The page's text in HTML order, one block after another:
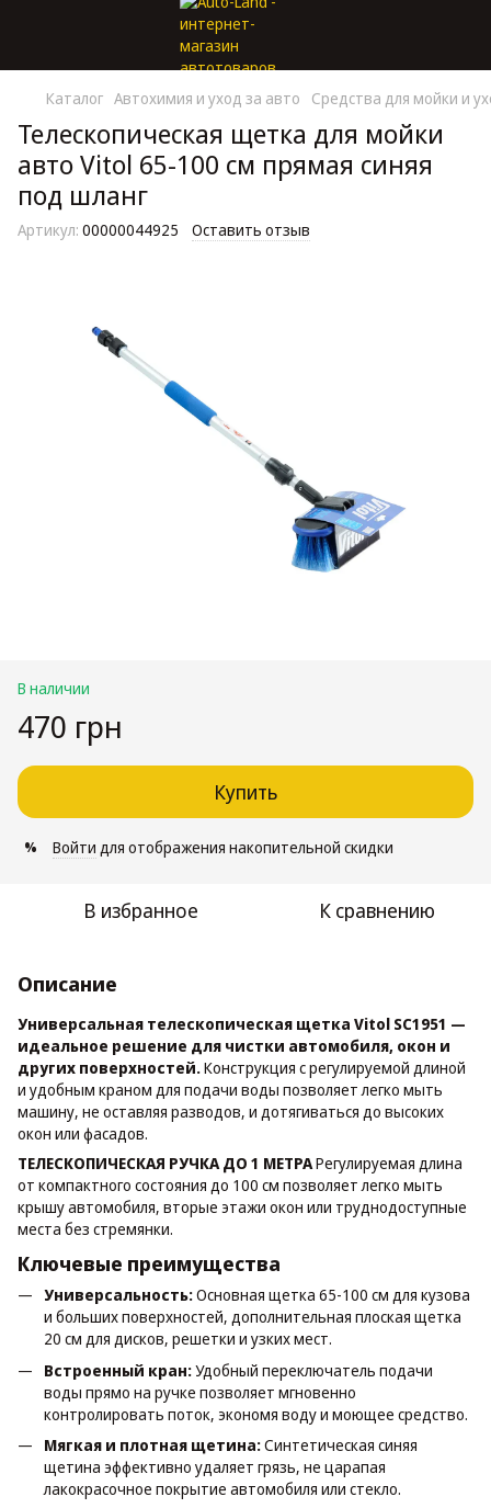
Каталог Автохимия и уход за авто Средства для мойки и
Телескопическая щетка для мойки
авто Vitol 65-100 см прямая синяя
под шланг
Артикул: 00000044925 Оставить отзыв
В наличии
470 грн
Купить
% Войти для отображения накопительной скидки
В избранное К сравнению
Описание
Универсальная телескопическая щетка Vitol SC1951 —
идеальное решение для чистки автомобиля, окон и
других поверхностей.Конструкция с регулируемой длиной
и удобным краном для подачи воды позволяет легко мыть
машину, не оставляя разводов, и дотягиваться до высоких
окон или фасадов.
ТЕЛЕСКОПИЧЕСКАЯ РУЧКА ДО 1 МЕТРАРегулируемая длина
от компактного состояния до 100 см позволяет легко мыть
крышу автомобиля, вторые этажи окон или труднодоступные
места без стремянки.
Ключевые преимущества
Универсальность:Основная щетка 65-100 см для кузова
и больших поверхностей, дополнительная плоская щетка
20 см для дисков, решетки и узких мест.
Встроенный кран:Удобный переключатель подачи
воды прямо на ручке позволяет мгновенно
контролировать поток, экономя воду и моющее средство.
Мягкая и плотная щетина:Синтетическая синяя
щетина эффективно удаляет грязь, не царапая
лакокрасочное покрытие автомобиля или стекло.